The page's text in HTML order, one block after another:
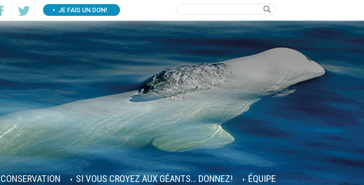
JE FAIS UN DON!
CONSERVATION SI VOUS CROYEZ AUX GÉANTS… DONNEZ! ÉQUIPE